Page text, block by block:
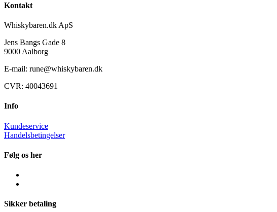
Kontakt
Whiskybaren.dk ApS
Jens Bangs Gade 8
9000 Aalborg
E-mail: rune@whiskybaren.dk
CVR: 40043691
Info
Kundeservice
Handelsbetingelser
Følg os her
Sikker betaling